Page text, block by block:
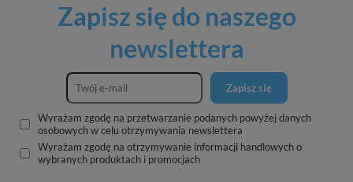
Zapisz się do naszego
newslettera
Zapisz się
Wyrażam zgodę na przetwarzanie podanych powyżej danych
osobowych w celu otrzymywania newslettera
Wyrażam zgodę na otrzymywanie informacji handlowych o
wybranych produktach i promocjach